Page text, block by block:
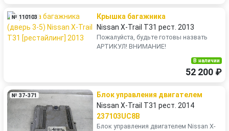
№ 110103
Крышка багажника
Nissan X-Trail T31 рест. 2013
Пожалуйста, будьте готовы назвать
АРТИКУЛ! ВНИМАНИЕ!
В наличии
52 200 ₽
№ 37-371
Блок управления двигателем
Nissan X-Trail T31 рест. 2014
237103UC8B
Блок управления двигателем Nissan X-